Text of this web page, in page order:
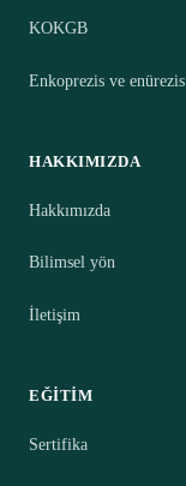
KOKGB
Enkoprezis ve enürezis
HAKKIMIZDA
Hakkımızda
Bilimsel yön
İletişim
EĞITIM
Sertifika